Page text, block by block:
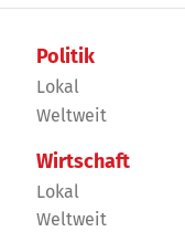
Politik
Lokal
Weltweit
Wirtschaft
Lokal
Weltweit